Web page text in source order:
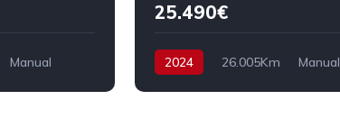
Manual
25.490€
2024 26.005Km
Manual